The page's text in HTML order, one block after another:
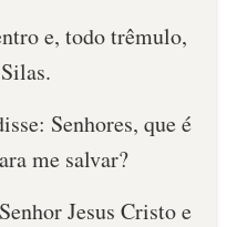
e, todo trêmulo,
Senhores, que é
me salvar?
Jesus Cristo e